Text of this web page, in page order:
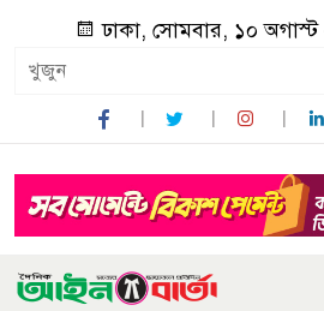
ঢাকা, সোমবার, ১০